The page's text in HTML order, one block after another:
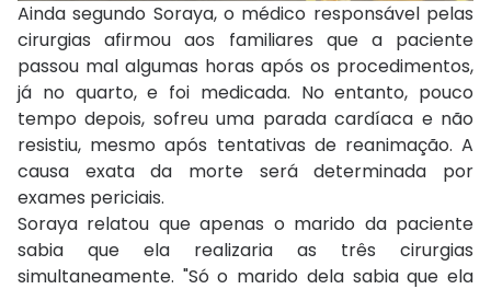
Ainda segundo Soraya, o médico responsável pelas
cirurgias afirmou aos familiares que a paciente
passou mal algumas horas após os procedimentos,
já no quarto, e foi medicada. No entanto, pouco
tempo depois, sofreu uma parada cardíaca e não
resistiu, mesmo após tentativas de reanimação. A
causa exata da morte será determinada por
exames periciais.
Soraya relatou que apenas o marido da paciente
sabia que ela realizaria as três cirurgias
simultaneamente. "Só o marido dela sabia que ela